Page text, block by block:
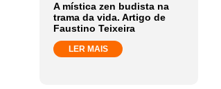
A mística zen budista na
trama da vida. Artigo de
Faustino Teixeira
LER MAIS